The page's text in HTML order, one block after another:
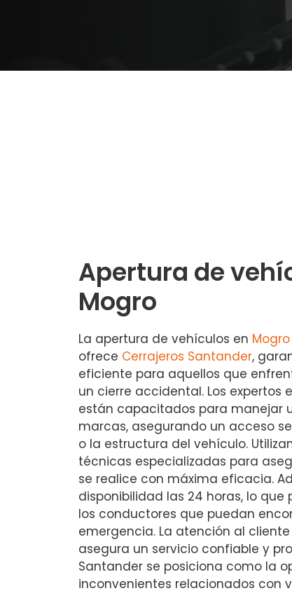
Apertura de
Mogro
La apertura de vehículos en Mogro
ofrece Cerrajeros Santander,
eficiente para aquellos que
un cierre accidental. Los expertos
están capacitados para manejar
marcas, asegurando un acceso
o la estructura del vehículo.
técnicas especializadas para
se realice con máxima eficacia.
disponibilidad las 24 horas, lo
los conductores que puedan
emergencia. La atención al
asegura un servicio confiable y
Santander se posiciona como la
inconvenientes relacionados con